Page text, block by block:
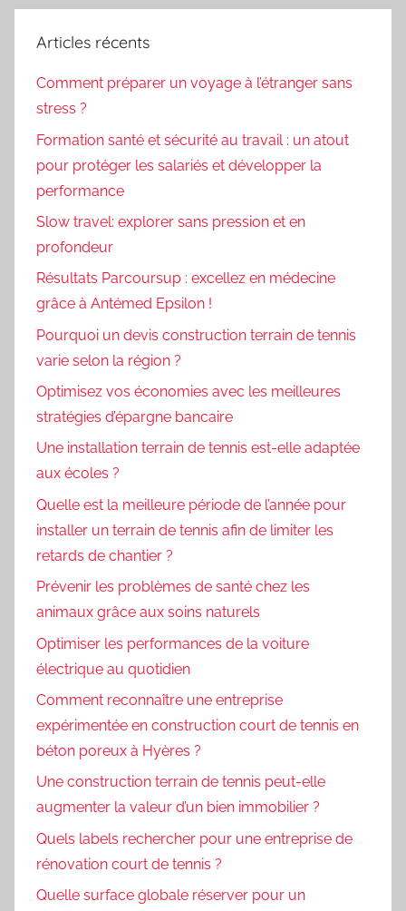
Articles récents
Comment préparer un voyage à l’étranger sans
stress ?
Formation santé et sécurité au travail : un atout
pour protéger les salariés et développer la
performance
Slow travel: explorer sans pression et en
profondeur
Résultats Parcoursup : excellez en médecine
grâce à Antémed Epsilon !
Pourquoi un devis construction terrain de tennis
varie selon la région ?
Optimisez vos économies avec les meilleures
stratégies d’épargne bancaire
Une installation terrain de tennis est-elle adaptée
aux écoles ?
Quelle est la meilleure période de l’année pour
installer un terrain de tennis afin de limiter les
retards de chantier ?
Prévenir les problèmes de santé chez les
animaux grâce aux soins naturels
Optimiser les performances de la voiture
électrique au quotidien
Comment reconnaître une entreprise
expérimentée en construction court de tennis en
béton poreux à Hyères ?
Une construction terrain de tennis peut-elle
augmenter la valeur d’un bien immobilier ?
Quels labels rechercher pour une entreprise de
rénovation court de tennis ?
Quelle surface globale réserver pour un